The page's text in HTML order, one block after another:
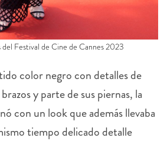
del Festival de Cine de Cannes 2023
color negro con detalles de
y parte de sus piernas, la
con un look que además llevaba
tiempo delicado detalle